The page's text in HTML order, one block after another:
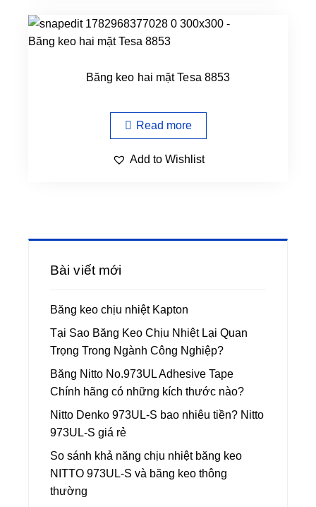
Băng keo hai mặt Tesa 8853
Read more
Add to Wishlist
Bài viết mới
Băng keo chịu nhiệt Kapton
Tại Sao Băng Keo Chịu Nhiệt Lại Quan
Trọng Trong Ngành Công Nghiệp?
Băng Nitto No.973UL Adhesive Tape
Chính hãng có những kích thước nào?
Nitto Denko 973UL-S bao nhiêu tiền? Nitto
973UL-S giá rẻ
So sánh khả năng chịu nhiệt băng keo
NITTO 973UL-S và băng keo thông
thường